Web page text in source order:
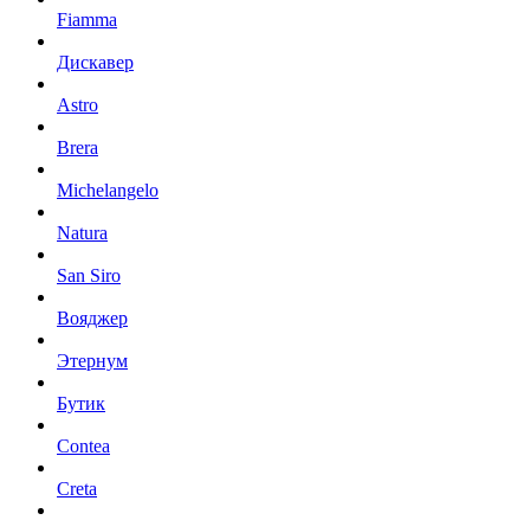
Fiamma
Дискавер
Astro
Brera
Michelangelo
Natura
San Siro
Вояджер
Этернум
Бутик
Contea
Creta